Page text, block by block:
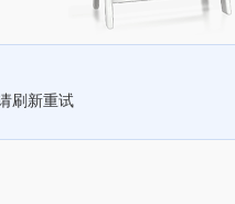
刷新重试